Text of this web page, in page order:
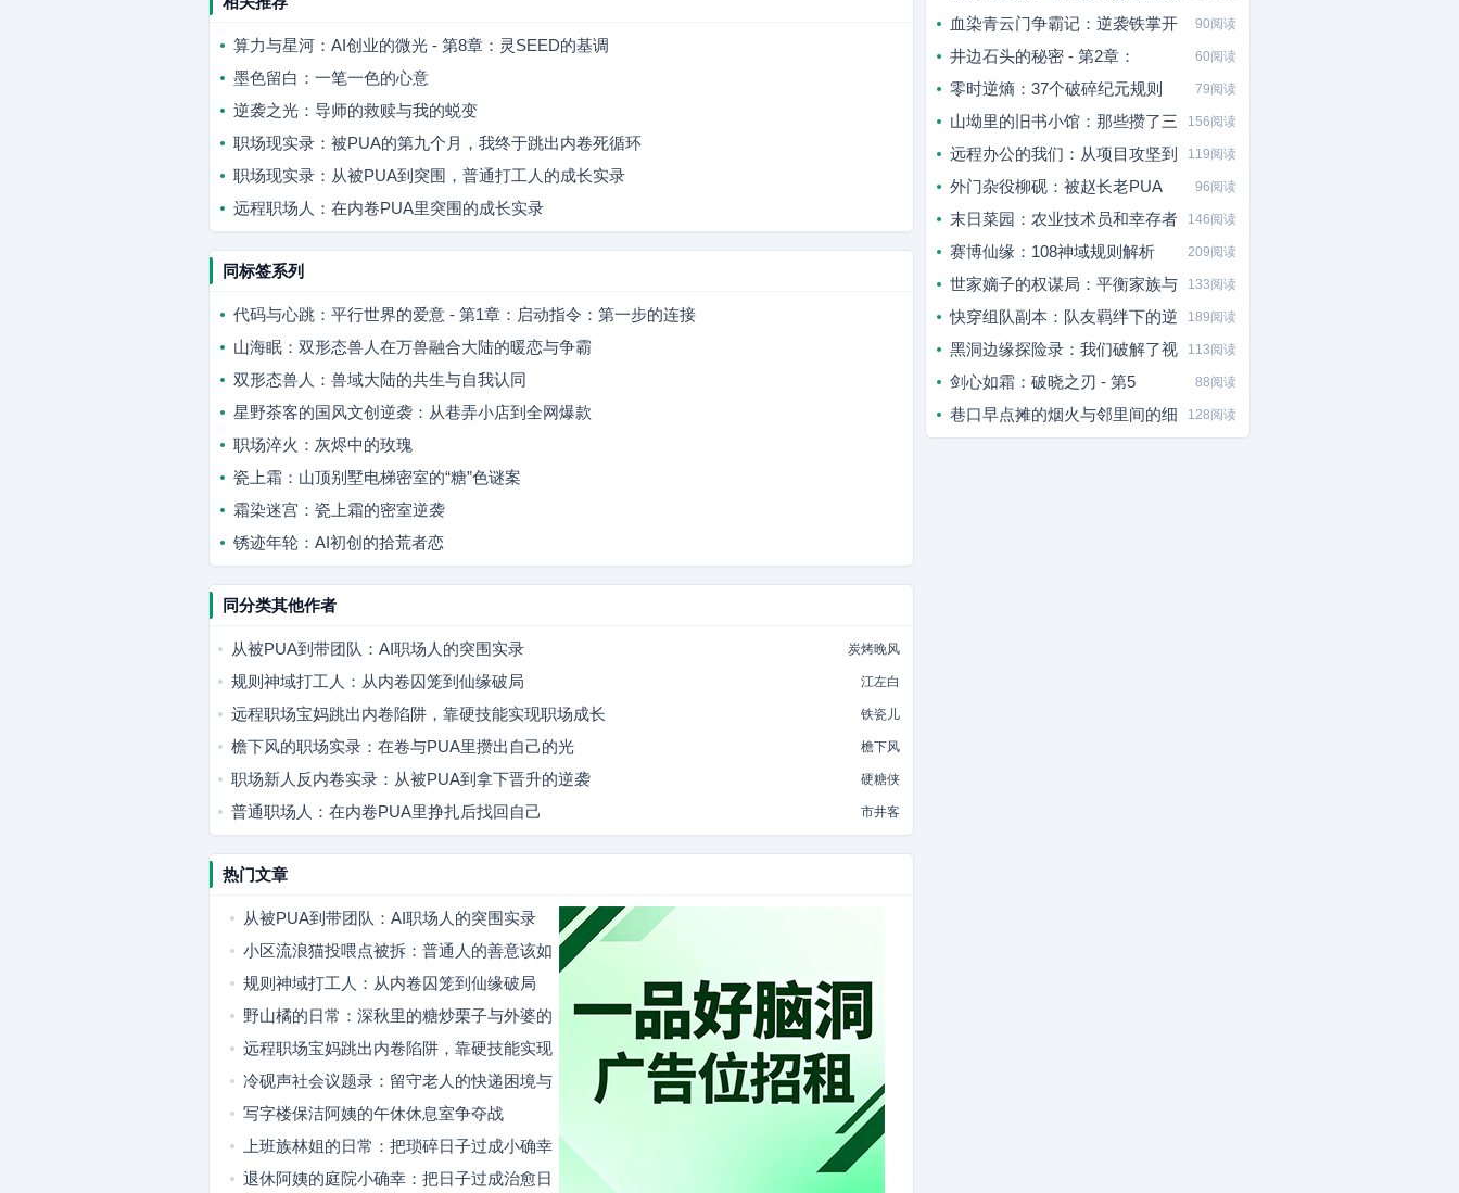
算力与星河：AI创业的微光 - 第8章：灵SEED的基调
墨色留白：一笔一色的心意
逆袭之光：导师的救赎与我的蜕变
职场现实录：被PUA的第九个月，我终于跳出内卷死循环
职场现实录：从被PUA到突围，普通打工人的成长实录
远程职场人：在内卷PUA里突围的成长实录
同标签系列
代码与心跳：平行世界的爱意 - 第1章：启动指令：第一步的连接
山海眠：双形态兽人在万兽融合大陆的暖恋与争霸
双形态兽人：兽域大陆的共生与自我认同
星野茶客的国风文创逆袭：从巷弄小店到全网爆款
职场淬火：灰烬中的玫瑰
瓷上霜：山顶别墅电梯密室的“糖”色谜案
霜染迷宫：瓷上霜的密室逆袭
锈迹年轮：AI初创的拾荒者恋
同分类其他作者
从被PUA到带团队：AI职场人的突围实录 炭烤晚风
规则神域打工人：从内卷囚笼到仙缘破局 江左白
远程职场宝妈跳出内卷陷阱，靠硬技能实现职场成长 铁瓷儿
檐下风的职场实录：在卷与PUA里攒出自己的光 檐下风
职场新人反内卷实录：从被PUA到拿下晋升的逆袭 硬糖侠
普通职场人：在内卷PUA里挣扎后找回自己 市井客
热门文章
从被PUA到带团队：AI职场人的突围实录
小区流浪猫投喂点被拆：普通人的善意该如
何安放
规则神域打工人：从内卷囚笼到仙缘破局
野山橘的日常：深秋里的糖炒栗子与外婆的
竹篮
远程职场宝妈跳出内卷陷阱，靠硬技能实现
职场成长
冷砚声社会议题录：留守老人的快递困境与
破局之路
写字楼保洁阿姨的午休休息室争夺战
上班族林姐的日常：把琐碎日子过成小确幸
退休阿姨的庭院小确幸：把日子过成治愈日
血染青云门争霸记：逆袭铁掌开 90阅读
井边石头的秘密 - 第2章： 60阅读
零时逆熵：37个破碎纪元规则 79阅读
山坳里的旧书小馆：那些攒了三 156阅读
远程办公的我们：从项目攻坚到 119阅读
外门杂役柳砚：被赵长老PUA 96阅读
末日菜园：农业技术员和幸存者 146阅读
赛博仙缘：108神域规则解析 209阅读
世家嫡子的权谋局：平衡家族与 133阅读
快穿组队副本：队友羁绊下的逆 189阅读
黑洞边缘探险录：我们破解了视 113阅读
剑心如霜：破晓之刃 - 第5 88阅读
巷口早点摊的烟火与邻里间的细 128阅读